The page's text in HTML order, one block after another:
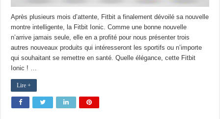
Après plusieurs mois d’attente, Fitbit a finalement dévoilé sa nouvelle
montre intelligente, la Fitbit Ionic. Comme une bonne nouvelle
n’arrive jamais seule, elle en a profité pour nous présenter trois
autres nouveaux produits qui intéresseront les sportifs ou n’importe
qui souhaitant se remettre en santé. Quelle élégance, cette Fitbit
Ionic ! …
Lire +